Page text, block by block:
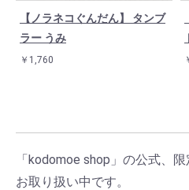
【ノラネコぐんだん】 タンブ
ラー うみ
￥1,760
「kodomoe shop」の公式、
お取り扱い中です。